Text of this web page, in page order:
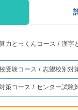
力とっくんコース /漢字
受験コース /志望校別対
策コース /センター試験